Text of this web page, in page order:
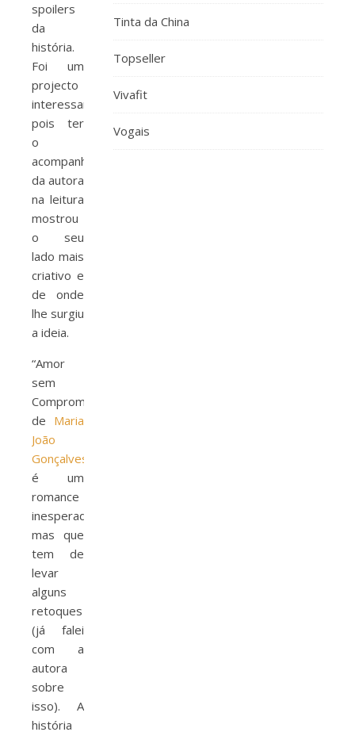
spoilers
da
história.
Foi um
projecto
interessante,
pois ter
o
acompanhamento
da autora
na leitura
mostrou
o seu
lado mais
criativo e
de onde
lhe surgiu
a ideia.
“Amor
sem
Compromisso”
de Maria
João
Gonçalves
é um
romance
inesperado,
mas que
tem de
levar
alguns
retoques
(já falei
com a
autora
sobre
isso). A
história
Tinta da China
Topseller
Vivafit
Vogais